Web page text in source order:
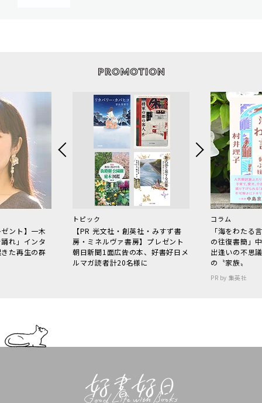
ント】一木
れ」インタ
た再生の群
トピック
【PR 光文社・創英社・みすず書
房・ミネルヴァ書房】プレゼント
朝日新聞1面広告の本、好書好日メ
ルマガ読者計20名様に
コラム
「海をわた
の往復書簡」
出逢いの不思
の〝家族〟
PR by 集英社